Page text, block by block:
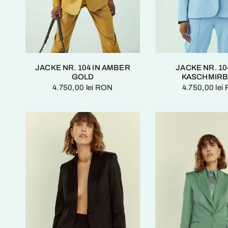
JACKE NR. 104 IN AMBER
GOLD
4.750,00 lei RON
JACKE NR.
4.750,00 lei